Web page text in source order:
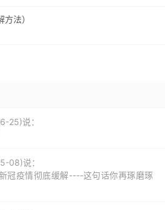
法）
25)说：
08)说：
冠疫情彻底缓解----这句话你再琢磨琢